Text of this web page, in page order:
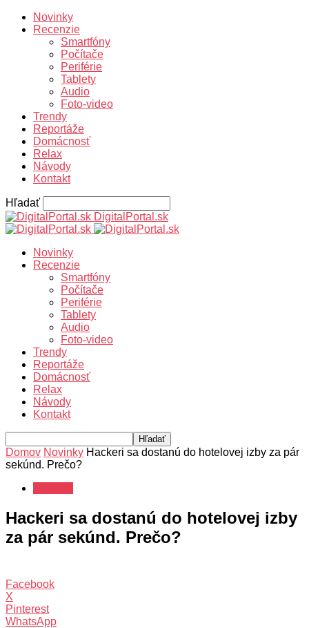
Novinky
Recenzie
Smartfóny
Počítače
Periférie
Tablety
Audio
Foto-video
Trendy
Reportáže
Domácnosť
Relax
Návody
Kontakt
Hľadať
DigitalPortal.sk
Novinky
Recenzie
Smartfóny
Počítače
Periférie
Tablety
Audio
Foto-video
Trendy
Reportáže
Domácnosť
Relax
Návody
Kontakt
Domov Novinky Hackeri sa dostanú do hotelovej izby za pár
sekúnd. Prečo?
Hackeri sa dostanú do hotelovej izby
za pár sekúnd. Prečo?
Facebook
X
Pinterest
WhatsApp